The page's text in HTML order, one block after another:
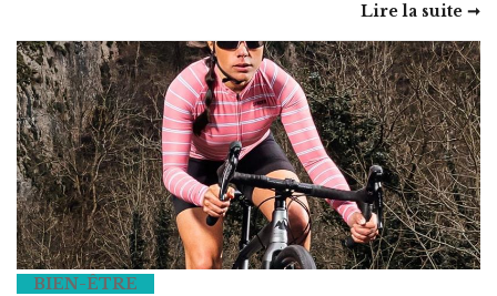
Lire la suite ➞
BIEN-ÊTRE